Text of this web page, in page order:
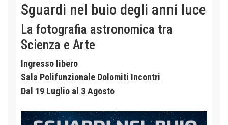
Sguardi nel buio degli anni luce
La fotografia astronomica tra
Scienza e Arte
Ingresso libero
Sala Polifunzionale Dolomiti Incontri
Dal 19 Luglio al 3 Agosto